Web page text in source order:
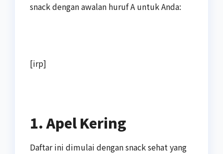
snack dengan awalan huruf A untuk Anda:
[irp]
1. Apel Kering
Daftar ini dimulai dengan snack sehat yang